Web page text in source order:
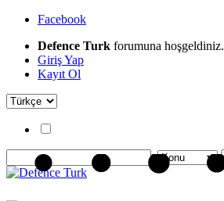
Facebook
Defence Turk forumuna hoşgeldiniz.
Giriş Yap
Kayıt Ol